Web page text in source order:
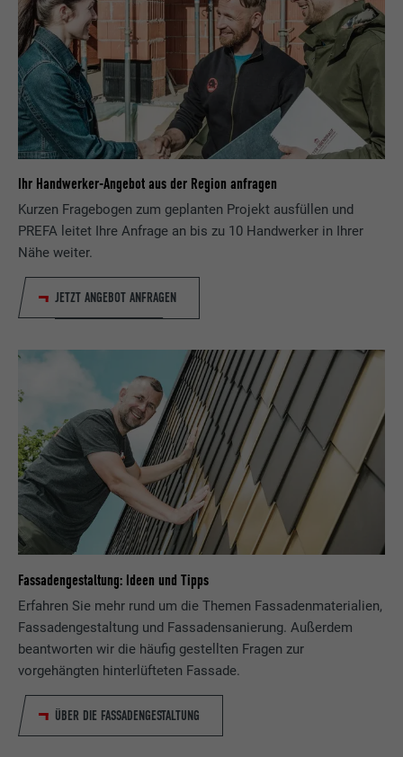
Ihr Handwerker-Angebot aus der Region anfragen
Kurzen Fragebogen zum geplanten Projekt ausfüllen und
PREFA leitet Ihre Anfrage an bis zu 10 Handwerker in Ihrer
Nähe weiter.
JETZT ANGEBOT ANFRAGEN
Fassadengestaltung: Ideen und Tipps
Erfahren Sie mehr rund um die Themen Fassadenmaterialien,
Fassadengestaltung und Fassadensanierung. Außerdem
beantworten wir die häufig gestellten Fragen zur
vorgehängten hinterlüfteten Fassade.
ÜBER DIE FASSADENGESTALTUNG